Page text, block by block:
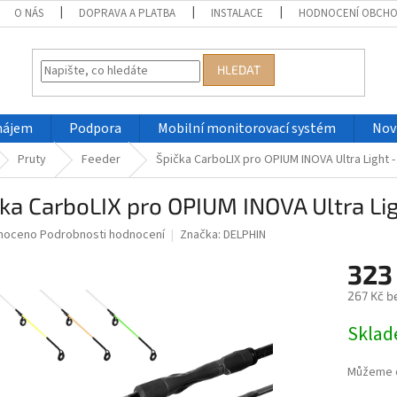
O NÁS DOPRAVA A PLATBA INSTALACE HODNOCENÍ
HLEDAT
Podpora Mobilní monitorovací systém
Pruty Feeder Špička CarboLIX pro OPIUM INOVA Ultra
CarboLIX pro OPIUM INOVA Ultra
Podrobnosti hodnocení Značka: DELPHIN
323
267 Kč
cena:
Můžeme